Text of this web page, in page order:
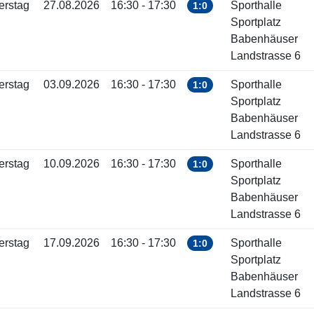
27.08.2026 16:30 - 17:30 1:0
Sporthalle
Sportplatz
Babenhäuser
Landstrasse 6
03.09.2026 16:30 - 17:30 1:0
Sporthalle
Sportplatz
Babenhäuser
Landstrasse 6
10.09.2026 16:30 - 17:30 1:0
Sporthalle
Sportplatz
Babenhäuser
Landstrasse 6
17.09.2026 16:30 - 17:30 1:0
Sporthalle
Sportplatz
Babenhäuser
Landstrasse 6